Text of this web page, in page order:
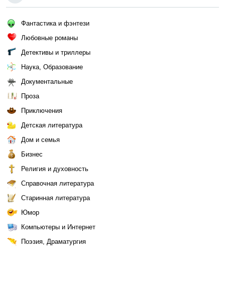
Фантастика и фэнтези
Любовные романы
Детективы и триллеры
Наука, Образование
Документальные
Проза
Приключения
Детская литература
Дом и семья
Бизнес
Религия и духовность
Справочная литература
Старинная литература
Юмор
Компьютеры и Интернет
Поэзия, Драматургия